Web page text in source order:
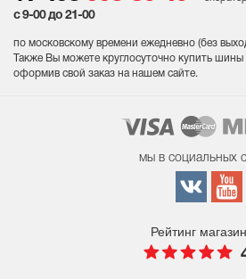
с 9-00 до 21-00
по московскому времени ежедневно (без
Также Вы можете круглосуточно купить шины
оформив свой заказ на нашем сайте.
мы в социальных
Рейтинг